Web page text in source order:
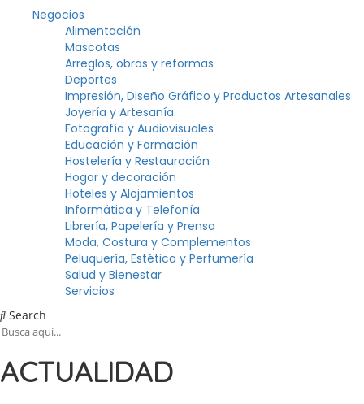
Negocios
Alimentación
Mascotas
Arreglos, obras y reformas
Deportes
Impresión, Diseño Gráfico y Productos Artesanales
Joyería y Artesanía
Fotografía y Audiovisuales
Educación y Formación
Hostelería y Restauración
Hogar y decoración
Hoteles y Alojamientos
Informática y Telefonía
Librería, Papelería y Prensa
Moda, Costura y Complementos
Peluquería, Estética y Perfumería
Salud y Bienestar
Servicios
Search
ACTUALIDAD